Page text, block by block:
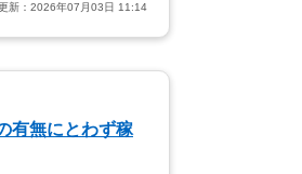
新： 2026年07月03日 11:14
有無にとわず稼